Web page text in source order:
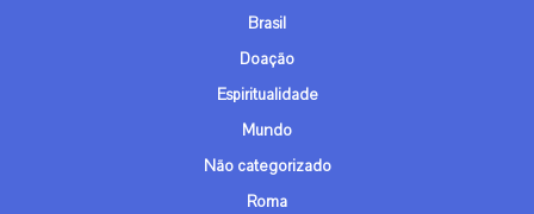
Brasil
Doação
Espiritualidade
Mundo
Não categorizado
Roma